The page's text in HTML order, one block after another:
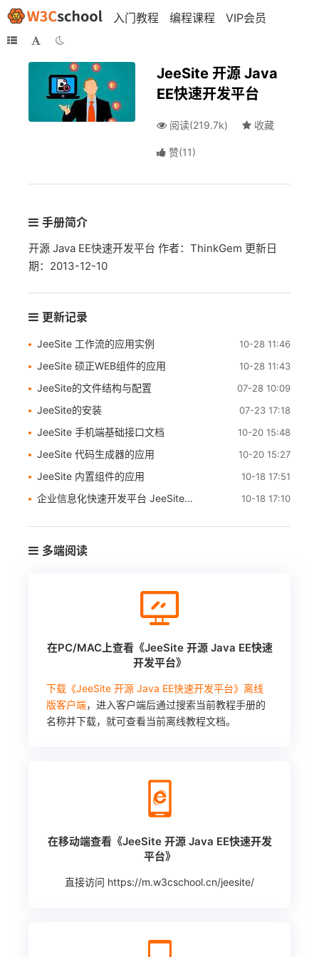
入门教程 编程课程 VIP会员
JeeSite 开源 Java
EE快速开发平台
阅读(219.7k) 收藏
赞(11)
手册简介
开源 Java EE快速开发平台 作者：ThinkGem 更新日
期：2013-12-10
更新记录
JeeSite 工作流的应用实例 10-28 11:46
JeeSite 硕正WEB组件的应用 10-28 11:43
JeeSite的文件结构与配置 07-28 10:09
JeeSite的安装 07-23 17:18
JeeSite 手机端基础接口文档 10-20 15:48
JeeSite 代码生成器的应用 10-20 15:27
JeeSite 内置组件的应用 10-18 17:51
企业信息化快速开发平台 JeeSite简介 10-18 17:10
多端阅读
在PC/MAC上查看《JeeSite 开源 Java EE快速
开发平台》
下载《JeeSite 开源 Java EE快速开发平台》离线
版客户端，进入客户端后通过搜索当前教程手册的
名称并下载，就可查看当前离线教程文档。
在移动端查看《JeeSite 开源 Java EE快速开发
平台》
直接访问 https://m.w3cschool.cn/jeesite/